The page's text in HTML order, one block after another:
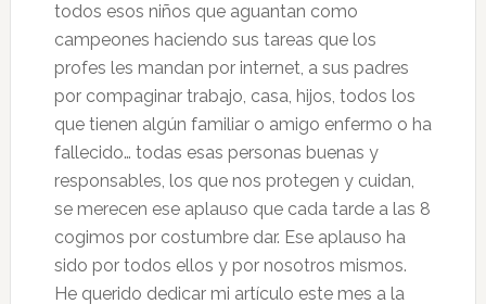
todos esos niños que aguantan como
campeones haciendo sus tareas que los
profes les mandan por internet, a sus padres
por compaginar trabajo, casa, hijos, todos los
que tienen algún familiar o amigo enfermo o ha
fallecido… todas esas personas buenas y
responsables, los que nos protegen y cuidan,
se merecen ese aplauso que cada tarde a las 8
cogimos por costumbre dar. Ese aplauso ha
sido por todos ellos y por nosotros mismos.
He querido dedicar mi artículo este mes a la